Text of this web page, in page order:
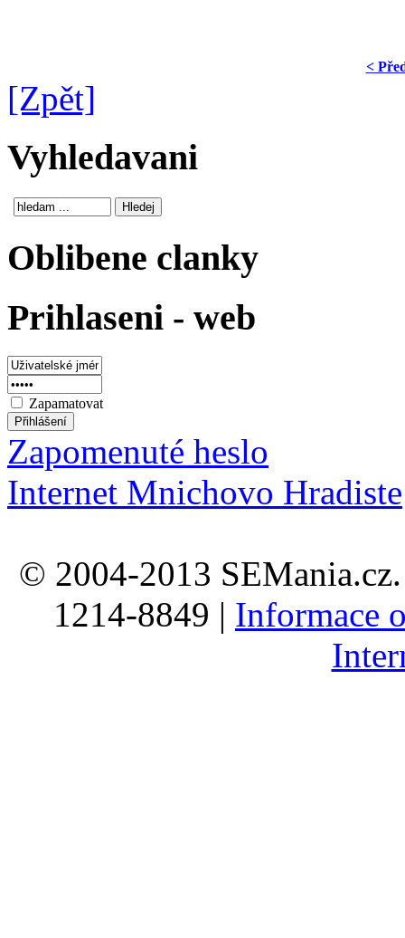
<
[Zpět]
Vyhledavani
Oblibene clanky
Prihlaseni - web
Zapamatovat
Zapomenuté heslo
Internet Mnichovo Hradiste
© 2004-2013
1214-8849 | Informace